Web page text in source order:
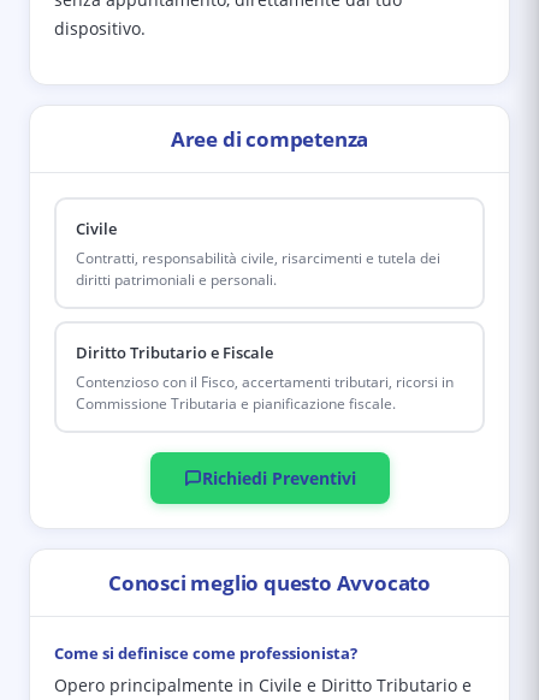
dispositivo.
Aree di competenza
Civile
Contratti, responsabilità civile, risarcimenti e tutela dei
diritti patrimoniali e personali.
Diritto Tributario e Fiscale
Contenzioso con il Fisco, accertamenti tributari, ricorsi in
Commissione Tributaria e pianificazione fiscale.
Richiedi Preventivi
Conosci meglio questo Avvocato
Come si definisce come professionista?
Opero principalmente in Civile e Diritto Tributario e